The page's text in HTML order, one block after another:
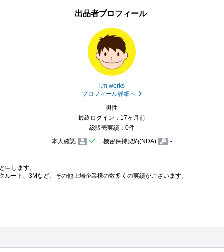
出品者プロフィール
i.m works
プロフィール詳細へ
男性
最終ログイン：17ヶ月前
総販売実績：0件
本人確認
機密保持契約(NDA) -
申します。
ルート、3Mなど、その他上場企業様の数多くの実績がございます。